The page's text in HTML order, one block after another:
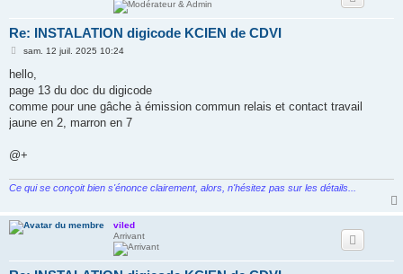
Re: INSTALATION digicode KCIEN de CDVI
M
s
a
g
sam. 12 juil. 2025 10:24
hello,
page 13 du doc du digicode
comme pour une gâche à émission commun relais et contact travail
jaune en 2, marron en 7
@+
Ce qui se conçoit bien s'énonce clairement, alors, n'hésitez pas sur les détails...
viled
Arrivant